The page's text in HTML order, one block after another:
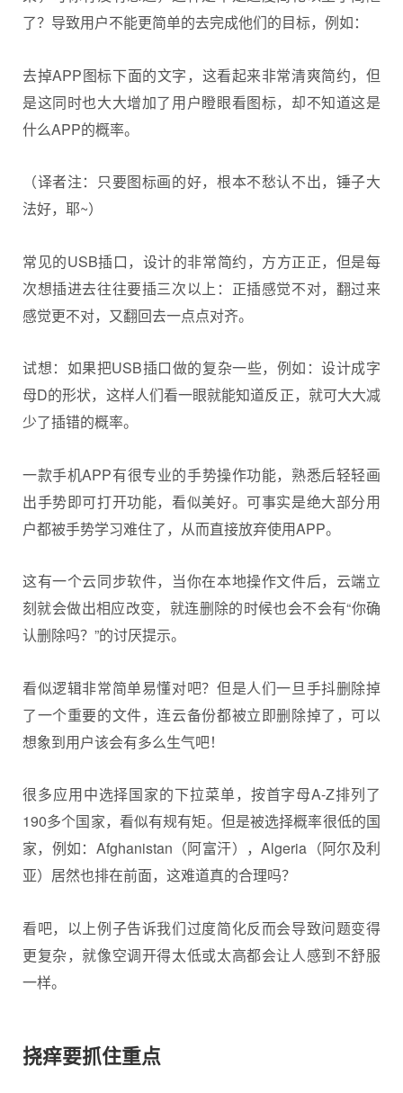
了？导致用户不能更简单的去完成他们的目标，例如：
去掉APP图标下面的文字，这看起来非常清爽简约，但
是这同时也大大增加了用户瞪眼看图标，却不知道这是
什么APP的概率。
（译者注：只要图标画的好，根本不愁认不出，锤子大
法好，耶~）
常见的USB插口，设计的非常简约，方方正正，但是每
次想插进去往往要插三次以上：正插感觉不对，翻过来
感觉更不对，又翻回去一点点对齐。
试想：如果把USB插口做的复杂一些，例如：设计成字
母D的形状，这样人们看一眼就能知道反正，就可大大减
少了插错的概率。
一款手机APP有很专业的手势操作功能，熟悉后轻轻画
出手势即可打开功能，看似美好。可事实是绝大部分用
户都被手势学习难住了，从而直接放弃使用APP。
这有一个云同步软件，当你在本地操作文件后，云端立
刻就会做出相应改变，就连删除的时候也会不会有“你确
认删除吗？”的讨厌提示。
看似逻辑非常简单易懂对吧？但是人们一旦手抖删除掉
了一个重要的文件，连云备份都被立即删除掉了，可以
想象到用户该会有多么生气吧！
很多应用中选择国家的下拉菜单，按首字母A-Z排列了
190多个国家，看似有规有矩。但是被选择概率很低的国
家，例如：Afghanistan（阿富汗），Algeria（阿尔及利
亚）居然也排在前面，这难道真的合理吗？
看吧，以上例子告诉我们过度简化反而会导致问题变得
更复杂，就像空调开得太低或太高都会让人感到不舒服
一样。
挠痒要抓住重点